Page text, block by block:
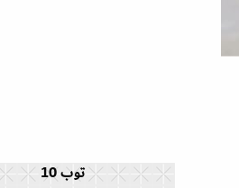
توب 10